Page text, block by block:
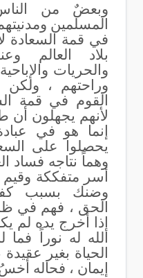
وبعضٌ من
المسلمين
في قمة السعادة
بلاد العالم
والحريات
وراحتهم ،
القوم في قمة
لأنهم يجهلون أن
إنما هو في
يحصلوا على
وهماً نتاجه فساد
أسر متفككة
وضنك بسبب
الحق ، فهم في
إذا أخرج يده لم
الله له نوراً
الحياة بغير
إيمان ، فحاله